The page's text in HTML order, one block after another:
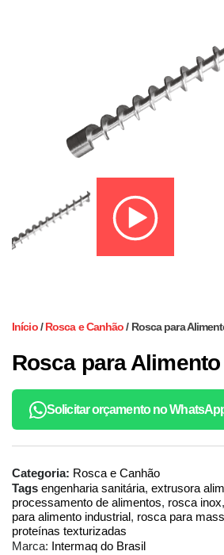
Início/Rosca e Canhão/ Rosca para
Rosca para Alimento
Solicitar orçamento no
Categoria: Rosca e Canhão
Tags engenharia sanitária, extrusora
processamento de alimentos, rosca inox,
para alimento industrial, rosca para
proteínas texturizadas
Marca: Intermaq do Brasil